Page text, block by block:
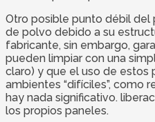
Otro posible punto débil del
de polvo debido a su
fabricante, sin embargo,
pueden limpiar con una
claro) y que el uso de estos
ambientes “difíciles”, como
hay nada significativo.
los propios paneles.